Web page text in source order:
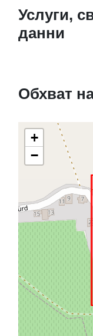
Услуги,
данни
Обхват
+
−